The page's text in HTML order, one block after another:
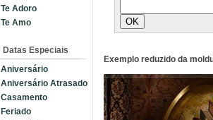
Te Adoro
Te Amo
Datas Especiais
Aniversário
Aniversário Atrasado
Casamento
Feriado
Exemplo reduzido da